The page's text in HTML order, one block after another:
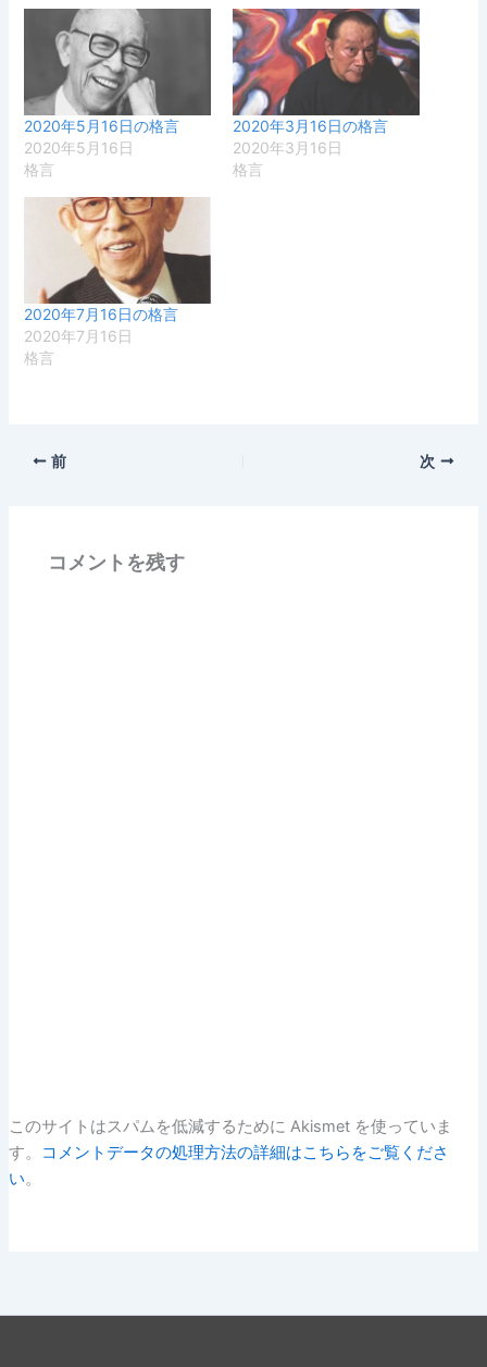
2020年5月16日の格言
2020年5月16日
格言
2020年3月16日の格言
2020年3月16日
格言
2020年7月16日の格言
2020年7月16日
格言
前 次
コメントを残す
このサイトはスパムを低減するために Akismet を使っていま
す。
コメントデータの処理方法の詳細はこちらをご覧くださ
い。